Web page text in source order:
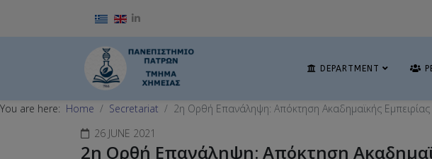
Select your language
DEPARTMENT
You are here: Home Secretariat
2η Ορθή Επανάληψη: Απόκτηση Ακαδημαϊκής
26 JUNE 2021
2η Ορθή Επανάληψη: Απόκτηση